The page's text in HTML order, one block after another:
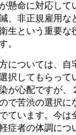
懸命に対応して
、非正規雇用な
生という重要な
。
については、自
択してもらって
が心配ですが、
で苦渋の選択
ています。今は
症者の体調につ